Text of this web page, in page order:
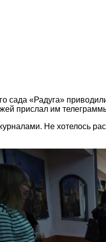
сада «Радуга»
прислал им
Не хотелось